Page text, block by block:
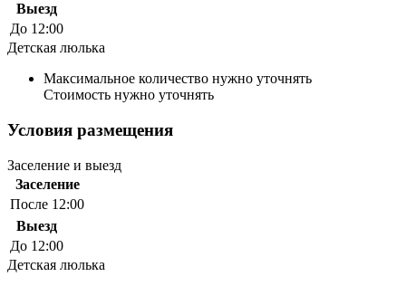
Выезд
До 12:00
Детская люлька
Максимальное количество нужно уточнять
Стоимость нужно уточнять
Условия размещения
Заселение и выезд
Заселение
После 12:00
Выезд
До 12:00
Детская люлька